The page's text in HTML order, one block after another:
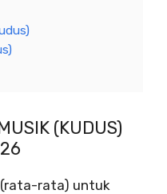
(KUDUS)
rata) untuk